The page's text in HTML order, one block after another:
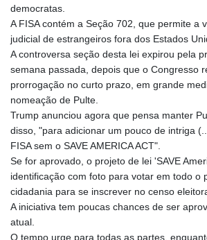
democratas.
A FISA contém a Seção 702, que permite a
judicial de estrangeiros fora dos Estados
A controversa seção desta lei expirou pela
semana passada, depois que o Congresso
prorrogação no curto prazo, em grande
nomeação de Pulte.
Trump anunciou agora que pensa manter
disso, "para adicionar um pouco de intriga
FISA sem o SAVE AMERICA ACT".
Se for aprovado, o projeto de lei 'SAVE
identificação com foto para votar em todo o
cidadania para se inscrever no censo
A iniciativa tem poucas chances de ser
atual.
O tempo urge para todas as partes,